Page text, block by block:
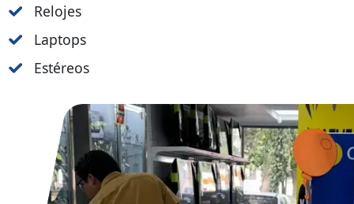
Relojes
Laptops
Estéreos